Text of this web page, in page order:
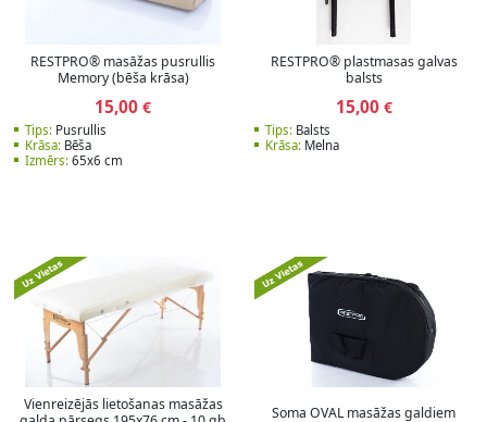
RESTPRO® masāžas pusrullis
Memory (bēša krāsa)
15,00 €
Tips:Pusrullis
Krāsa:Bēša
Izmērs:65x6 cm
RESTPRO® plastmasas galvas
balsts
15,00€
Tips: Balsts
Krāsa: Melna
Vienreizējās lietošanas masāžas
Soma OVAL masāžas galdiem